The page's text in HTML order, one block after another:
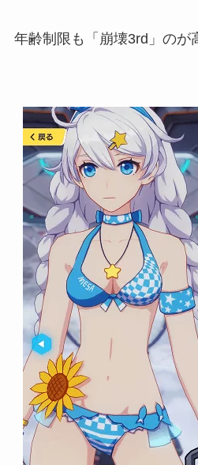
年齢制限も「崩壊3rd」のが